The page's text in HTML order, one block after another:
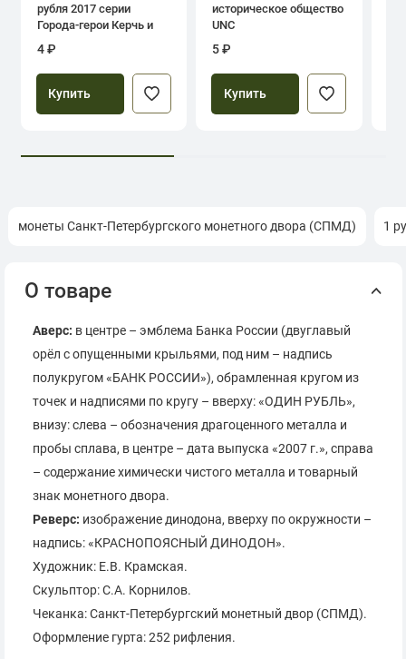
рубля 2017 серии
Города-герои Керчь и
4 ₽
Купить
историческое общество
UNC
5 ₽
Купить
монеты Санкт-Петербургского монетного двора (СПМД) 1
О товаре
Аверс: в центре – эмблема Банка России (двуглавый
орёл с опущенными крыльями, под ним – надпись
полукругом «БАНК РОССИИ»), обрамленная кругом из
точек и надписями по кругу – вверху: «ОДИН РУБЛЬ»,
внизу: слева – обозначения драгоценного металла и
пробы сплава, в центре – дата выпуска «2007 г.», справа
– содержание химически чистого металла и товарный
знак монетного двора.
Реверс: изображение динодона, вверху по окружности –
надпись: «КРАСНОПОЯСНЫЙ ДИНОДОН».
Художник: Е.В. Крамская.
Скульптор: С.А. Корнилов.
Чеканка: Санкт-Петербургский монетный двор (СПМД).
Оформление гурта: 252 рифления.